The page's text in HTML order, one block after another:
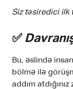
Siz təsiredici ilk
✅
Bu, əslində
bölmə ilə
addım